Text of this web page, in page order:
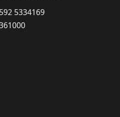
5334169